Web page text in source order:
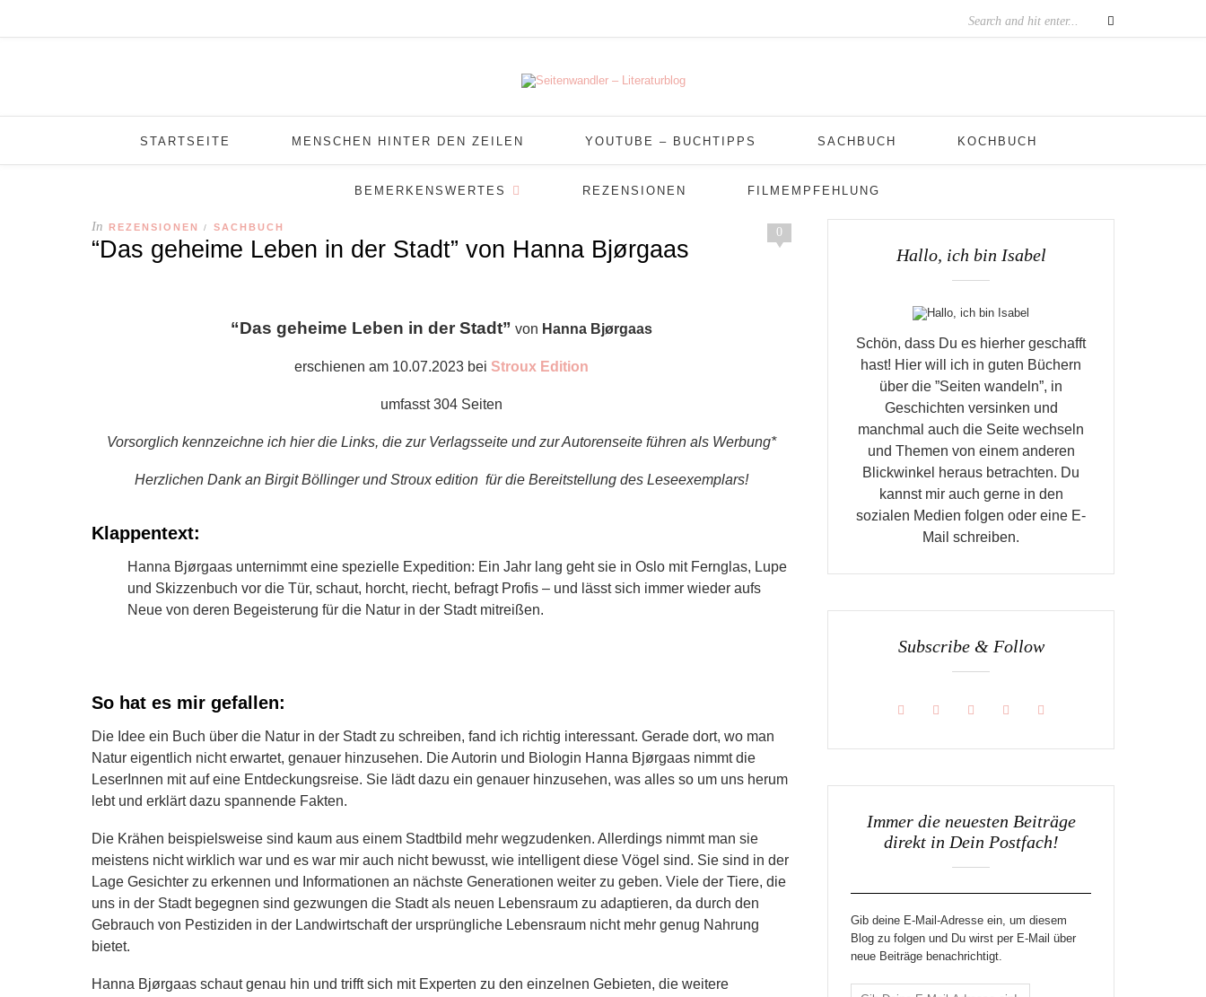
STARTSEITE MENSCHEN HINTER DEN ZEILEN YOUTUBE – BUCHTIPPS SACHBUCH KOCHBUCH
BEMERKENSWERTES REZENSIONEN FILMEMPFEHLUNG
0
In REZENSIONEN / SACHBUCH
“Das geheime Leben in der Stadt” von Hanna Bjørgaas
“Das geheime Leben in der Stadt” von Hanna Bjørgaas
erschienen am 10.07.2023 bei Stroux Edition
umfasst 304 Seiten
Vorsorglich kennzeichne ich hier die Links, die zur Verlagsseite und zur Autorenseite führen als Werbung*
Herzlichen Dank an Birgit Böllinger und Stroux edition für die Bereitstellung des Leseexemplars!
Klappentext:
Hanna Bjørgaas unternimmt eine spezielle Expedition: Ein Jahr lang geht sie in Oslo mit Fernglas, Lupe
und Skizzenbuch vor die Tür, schaut, horcht, riecht, befragt Profis – und lässt sich immer wieder aufs
Neue von deren Begeisterung für die Natur in der Stadt mitreißen.
So hat es mir gefallen:
Die Idee ein Buch über die Natur in der Stadt zu schreiben, fand ich richtig interessant. Gerade dort, wo man
Natur eigentlich nicht erwartet, genauer hinzusehen. Die Autorin und Biologin Hanna Bjørgaas nimmt die
LeserInnen mit auf eine Entdeckungsreise. Sie lädt dazu ein genauer hinzusehen, was alles so um uns herum
lebt und erklärt dazu spannende Fakten.
Die Krähen beispielsweise sind kaum aus einem Stadtbild mehr wegzudenken. Allerdings nimmt man sie
meistens nicht wirklich war und es war mir auch nicht bewusst, wie intelligent diese Vögel sind. Sie sind in der
Lage Gesichter zu erkennen und Informationen an nächste Generationen weiter zu geben. Viele der Tiere, die
uns in der Stadt begegnen sind gezwungen die Stadt als neuen Lebensraum zu adaptieren, da durch den
Gebrauch von Pestiziden in der Landwirtschaft der ursprüngliche Lebensraum nicht mehr genug Nahrung
bietet.
Hanna Bjørgaas schaut genau hin und trifft sich mit Experten zu den einzelnen Gebieten, die weitere
Hallo, ich bin Isabel
Schön, dass Du es hierher geschafft
hast! Hier will ich in guten Büchern
über die ”Seiten wandeln”, in
Geschichten versinken und
manchmal auch die Seite wechseln
und Themen von einem anderen
Blickwinkel heraus betrachten. Du
kannst mir auch gerne in den
sozialen Medien folgen oder eine E-
Mail schreiben.
Subscribe & Follow
Immer die neuesten Beiträge
direkt in Dein Postfach!
Gib deine E-Mail-Adresse ein, um diesem
Blog zu folgen und Du wirst per E-Mail über
neue Beiträge benachrichtigt.